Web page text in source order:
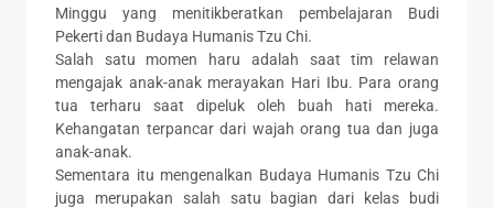
Minggu yang menitikberatkan pembelajaran Budi
Pekerti dan Budaya Humanis Tzu Chi.
Salah satu momen haru adalah saat tim relawan
mengajak anak-anak merayakan Hari Ibu. Para orang
tua terharu saat dipeluk oleh buah hati mereka.
Kehangatan terpancar dari wajah orang tua dan juga
anak-anak.
Sementara itu mengenalkan Budaya Humanis Tzu Chi
juga merupakan salah satu bagian dari kelas budi